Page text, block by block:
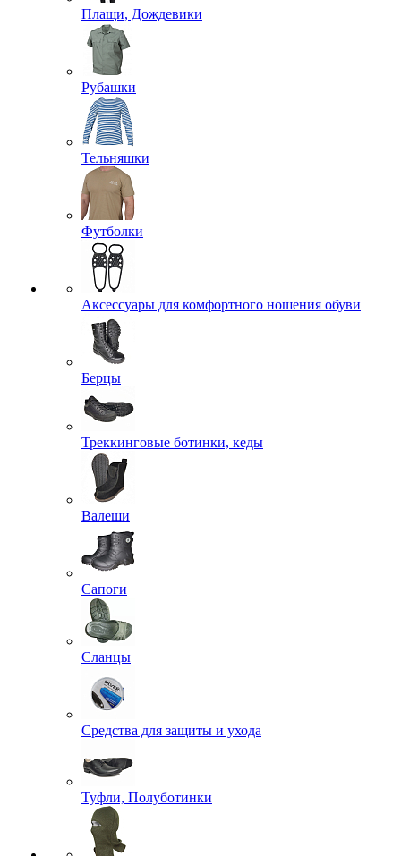
Плащи, Дождевики
Рубашки
Тельняшки
Футболки
Аксессуары для комфортного ношения обуви
Берцы
Треккинговые ботинки, кеды
Валеши
Сапоги
Сланцы
Средства для защиты и ухода
Туфли, Полуботинки